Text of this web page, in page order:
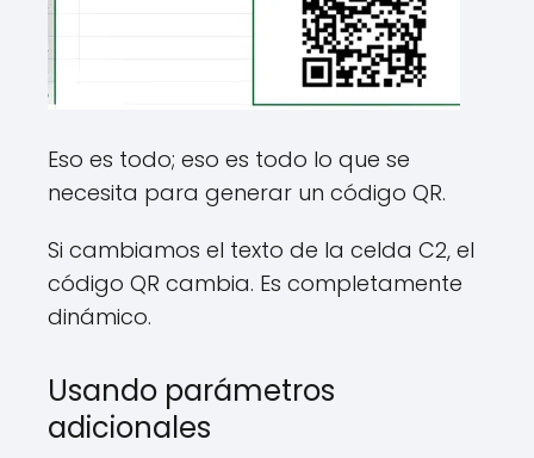
Eso es todo; eso es todo lo que se
necesita para generar un código QR.
Si cambiamos el texto de la celda C2, el
código QR cambia. Es completamente
dinámico.
Usando parámetros
adicionales